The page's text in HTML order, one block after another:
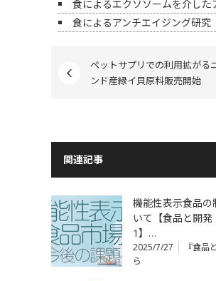
食によるエクソソームを介した
食によるアンチエイジング研究
ペットサプリでの利用拡がる
ンド産緑イ貝原料販売開始
関連記事
機能性表示食品の
いて【食品と開
1】…
2025/7/27
『食品
ら